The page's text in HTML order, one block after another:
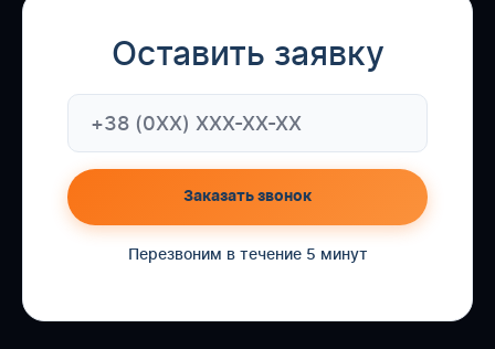
Оставить заявку
Заказать звонок
Перезвоним в течение 5 минут